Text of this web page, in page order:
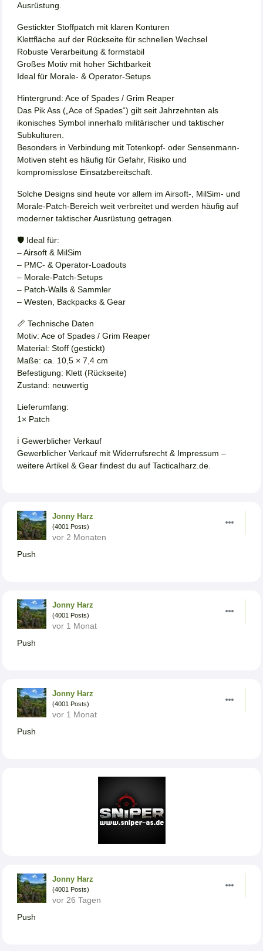
Ausrüstung.
Gestickter Stoffpatch mit klaren Konturen
Klettfläche auf der Rückseite für schnellen Wechsel
Robuste Verarbeitung & formstabil
Großes Motiv mit hoher Sichtbarkeit
Ideal für Morale- & Operator-Setups
Hintergrund: Ace of Spades / Grim Reaper
Das Pik Ass („Ace of Spades“) gilt seit Jahrzehnten als
ikonisches Symbol innerhalb militärischer und taktischer
Subkulturen.
Besonders in Verbindung mit Totenkopf- oder Sensenmann-
Motiven steht es häufig für Gefahr, Risiko und
kompromisslose Einsatzbereitschaft.
Solche Designs sind heute vor allem im Airsoft-, MilSim- und
Morale-Patch-Bereich weit verbreitet und werden häufig auf
moderner taktischer Ausrüstung getragen.
🛡️ Ideal für:
– Airsoft & MilSim
– PMC- & Operator-Loadouts
– Morale-Patch-Setups
– Patch-Walls & Sammler
– Westen, Backpacks & Gear
📏 Technische Daten
Motiv: Ace of Spades / Grim Reaper
Material: Stoff (gestickt)
Maße: ca. 10,5 × 7,4 cm
Befestigung: Klett (Rückseite)
Zustand: neuwertig
Lieferumfang:
1× Patch
ℹ️ Gewerblicher Verkauf
Gewerblicher Verkauf mit Widerrufsrecht & Impressum –
weitere Artikel & Gear findest du auf Tacticalharz.de.
Jonny Harz
(4001 Posts)
vor 2 Monaten
Push
Jonny Harz
(4001 Posts)
vor 1 Monat
Push
Jonny Harz
(4001 Posts)
vor 1 Monat
Push
Jonny Harz
(4001 Posts)
vor 26 Tagen
Push